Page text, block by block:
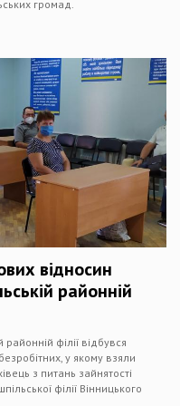
громад.
відносин
районній
філії відбувся
у якому взяли
з питань зайнятості
філії Вінницького